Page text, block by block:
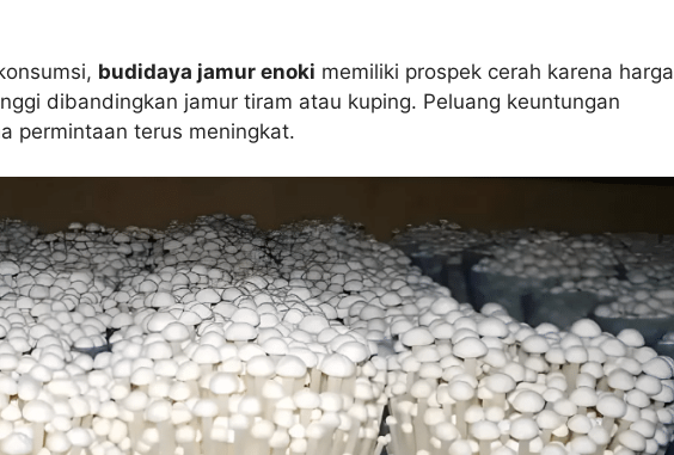
budidaya jamur enoki memiliki prospek cerah karena harga
dibandingkan jamur tiram atau kuping. Peluang keuntungan
permintaan terus meningkat.